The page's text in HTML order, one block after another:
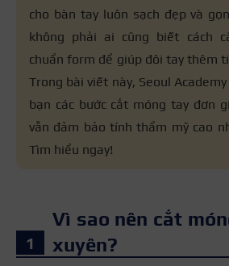
đối chiếu với quy
chuẩn nghề và 10
giảng dạy của cô,
thông tin đáng tin
cho bàn tay luôn sạch đẹp và
không phải ai cũng biết cách
chuẩn form để giúp đôi tay thêm
Trong bài viết này, Seoul
bạn các bước cắt móng tay đơn
vẫn đảm bảo tính thẩm mỹ cao
Tìm hiểu ngay!
Vì sao nên cắt
xuyên?